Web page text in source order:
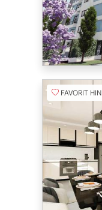
FAVORIT HINZUFÜGEN